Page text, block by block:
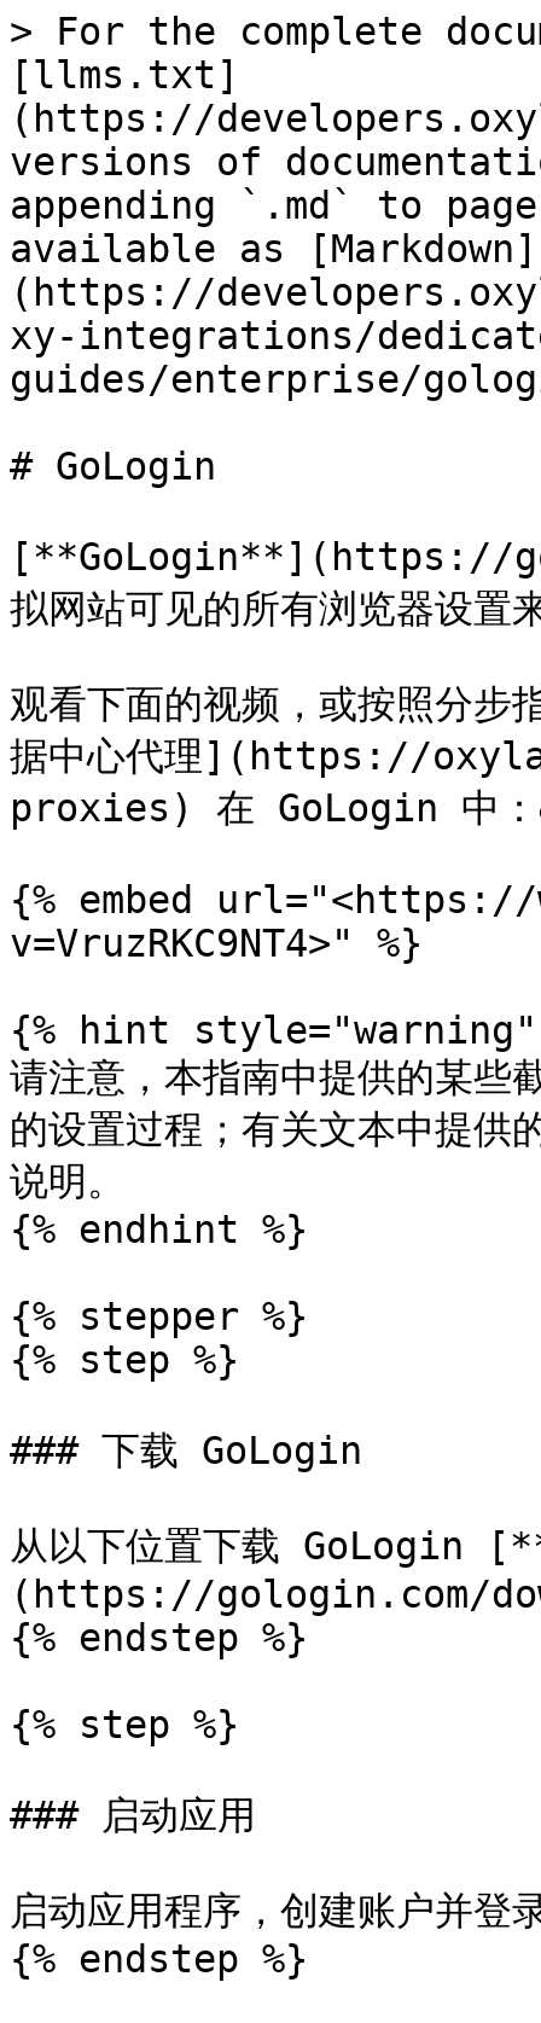
> For the complete
[llms.txt]
(https://
versions of
appending `.md` to
available as [Markdown]
(https://
xy-integrations/
guides/enterprise/
# GoLogin
[**GoLogin**](https://
拟网站可见的所有浏览器设置
观看下面的视频，或按照分
据中心代理](https://
proxies) 在 GoLogin 中
{% embed url="<https://
v=VruzRKC9NT4>" %}
{% hint style="warning"
请注意，本指南中提供的某些
的设置过程；有关文本中提
说明。
{% endhint %}
{% stepper %}
{% step %}
### 下载 GoLogin
从以下位置下载 GoLogin
(https://gologin.com/
{% endstep %}
{% step %}
### 启动应用
启动应用程序，创建账户并登
{% endstep %}